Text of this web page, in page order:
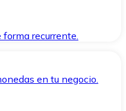
recurrente.
en tu negocio.